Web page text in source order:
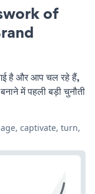
of
है और आप चल रहे हैं,
में पहली बड़ी चुनौती
captivate, turn,